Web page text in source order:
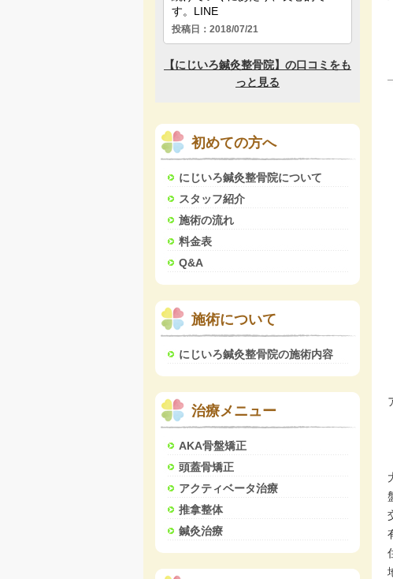
初めての方へ
にじいろ鍼灸整骨院について
スタッフ紹介
施術の流れ
料金表
Q&A
施術について
にじいろ鍼灸整骨院の施術内容
治療メニュー
AKA骨盤矯正
頭蓋骨矯正
アクティベータ治療
推拿整体
鍼灸治療